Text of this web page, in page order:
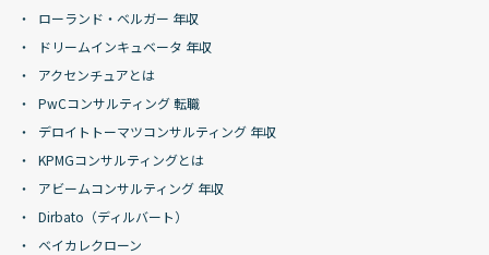
ローランド・ベルガー 年収
ドリームインキュベータ 年収
アクセンチュアとは
PwCコンサルティング 転職
デロイトトーマツコンサルティング 年収
KPMGコンサルティングとは
アビームコンサルティング 年収
Dirbato（ディルバート）
ベイカレクローン